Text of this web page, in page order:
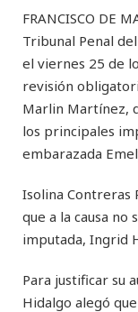
FRANCISCO DE
Tribunal Penal
el viernes 25 de
revisión
Marlin Martínez,
los principales
embarazada
Isolina Contreras
que a la causa no
imputada, Ingrid
Para justificar su
Hidalgo alegó